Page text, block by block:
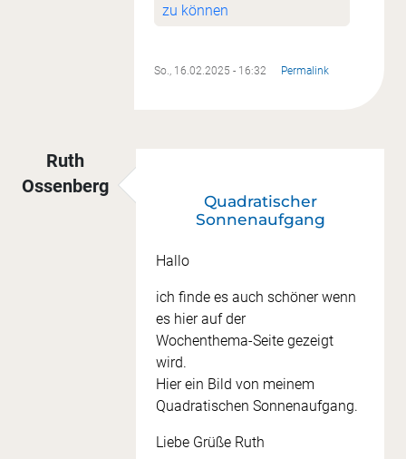
zu können
So., 16.02.2025 - 16:32 Permalink
Ruth
Ossenberg
Quadratischer
Sonnenaufgang
Hallo
ich finde es auch schöner wenn
es hier auf der
Wochenthema-Seite gezeigt
wird.
Hier ein Bild von meinem
Quadratischen Sonnenaufgang.
Liebe Grüße Ruth